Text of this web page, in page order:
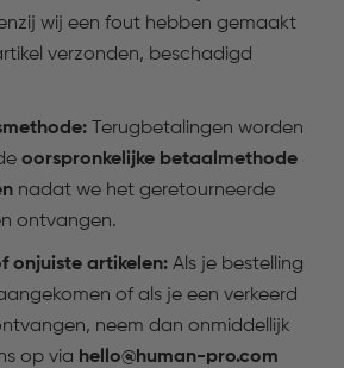
wij een fout hebben gemaakt
verzonden, beschadigd
Terugbetalingen worden
oorspronkelijke betaalmethode
nadat we het geretourneerde
ontvangen.
onjuiste artikelen: Als je bestelling
of als je een verkeerd
neem dan onmiddellijk
op via hello@human-pro.com